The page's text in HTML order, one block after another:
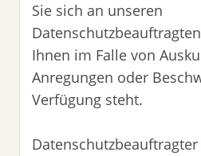
Sie sich an unseren
Ihnen im Falle von
Anregungen oder
Verfügung steht.